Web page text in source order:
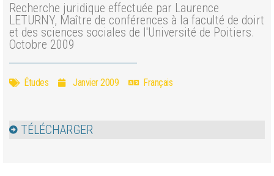
Recherche juridique effectuée par Laurence
LETURNY, Maître de conférences à la faculté de doirt
et des sciences sociales de l'Université de Poitiers.
Octobre 2009
Études Janvier 2009 Français
TÉLÉCHARGER